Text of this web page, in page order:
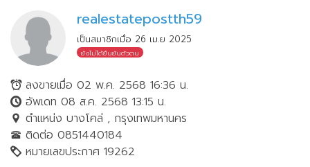
realestatepostth59
เป็นสมาชิกเมื่อ 26 เม.ย 2025
ยังไม่ได้ยืนยันตัวตน
ลงขายเมื่อ 02 พ.ค. 2568 16:36 น.
อัพเดท 08 ส.ค. 2568 13:15 น.
ตำแหน่ง บางโคล่ , กรุงเทพมหานคร
ติดต่อ 0851440184
หมายเลขประกาศ 19262